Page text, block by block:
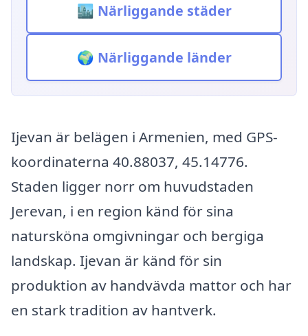
🏙️ Närliggande städer
🌍 Närliggande länder
Ijevan är belägen i Armenien, med GPS-
koordinaterna 40.88037, 45.14776.
Staden ligger norr om huvudstaden
Jerevan, i en region känd för sina
natursköna omgivningar och bergiga
landskap. Ijevan är känd för sin
produktion av handvävda mattor och har
en stark tradition av hantverk.